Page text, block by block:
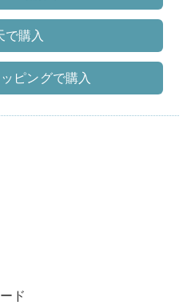
で購入
ピングで購入
ド